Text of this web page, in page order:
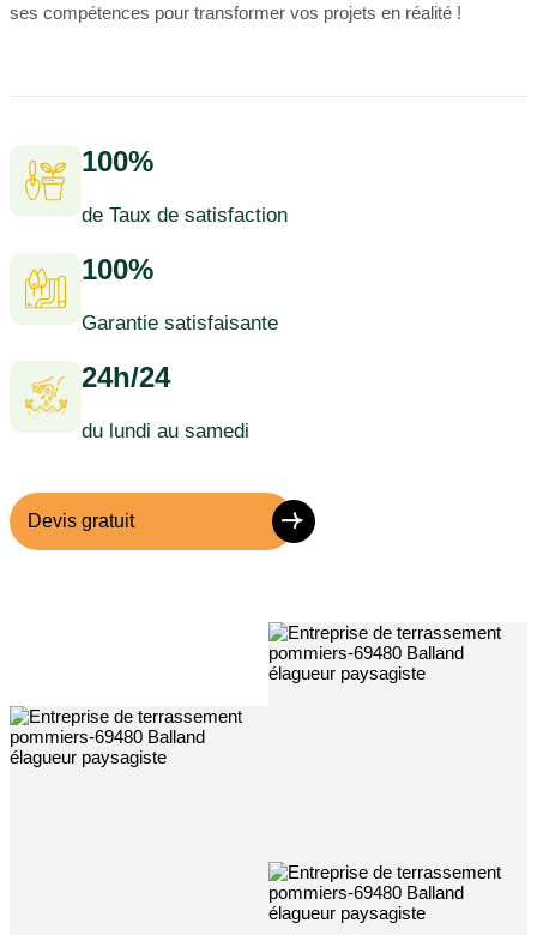
ses compétences pour transformer vos projets en réalité !
100%
de Taux de satisfaction
100%
Garantie satisfaisante
24h/24
du lundi au samedi
Devis gratuit